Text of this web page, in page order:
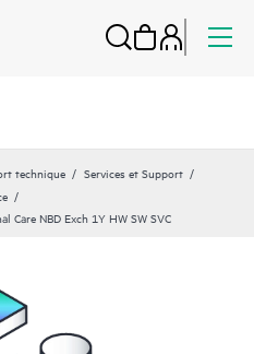
technique
Services et Support
Care NBD Exch 1Y HW SW SVC